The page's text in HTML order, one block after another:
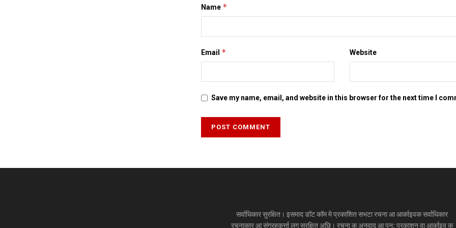
Name *
Email * Website
Save my name, email, and website in this browser for the next time I
सर्वाधिकार सुरक्षित। इसमाद डॉट कॉम मे प्रकाशित सभटा रचना आ आर्काइवक सर्वाधिकार
रचनाकार आ संग्रहकर्त्ता लग सुरक्षित अछि। रचना क अनुवाद आ पुन: प्रकाशन वा आर्काइव क